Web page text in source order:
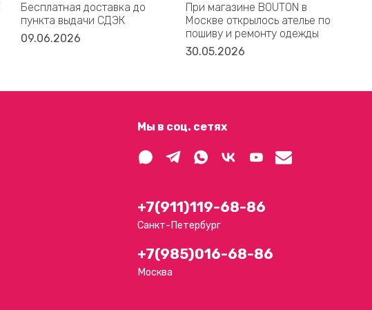
Бесплатная доставка до
пункта выдачи СДЭК
09.06.2026
При магазине BOUTON в
Москве открылось ателье по
пошиву и ремонту одежды
30.05.2026
Мы в соц. сетях
+7(911)119-68-86
Санкт-Петербург
+7(985)016-68-86
Москва